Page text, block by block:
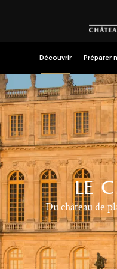
Découvrir Préparer
le
Du château de